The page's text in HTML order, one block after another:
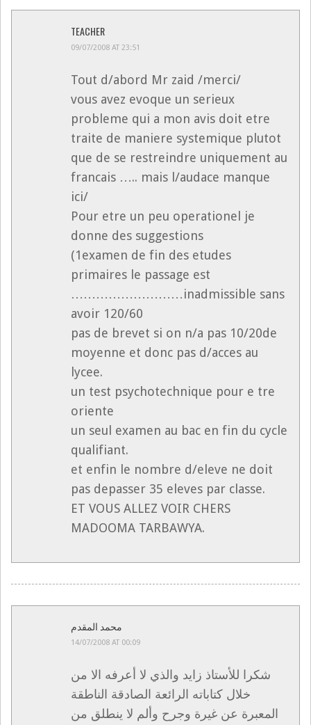
TEACHER
09/07/2008 AT 23:51
Tout d/abord Mr zaid /merci/
vous avez evoque un serieux
probleme qui a mon avis doit etre
traite de maniere systemique plutot
que de se restreindre uniquement au
francais ….. mais l/audace manque
ici/
Pour etre un peu operationel je
donne des suggestions
(1examen de fin des etudes
primaires le passage est
………………………inadmissible sans
avoir 120/60
pas de brevet si on n/a pas 10/20de
moyenne et donc pas d/acces au
lycee.
un test psychotechnique pour e tre
oriente
un seul examen au bac en fin du cycle
qualifiant.
et enfin le nombre d/eleve ne doit
pas depasser 35 eleves par classe.
ET VOUS ALLEZ VOIR CHERS
MADOOMA TARBAWYA.
محمد المقدم
14/07/2008 AT 00:09
شكرا للأستاذ زايد والذي لا أعرفه الا من
خلال كتاباته الرائعة الصادقة الناطقة
المعبرة عن غيرة وجرح وألم لا ينطلق من